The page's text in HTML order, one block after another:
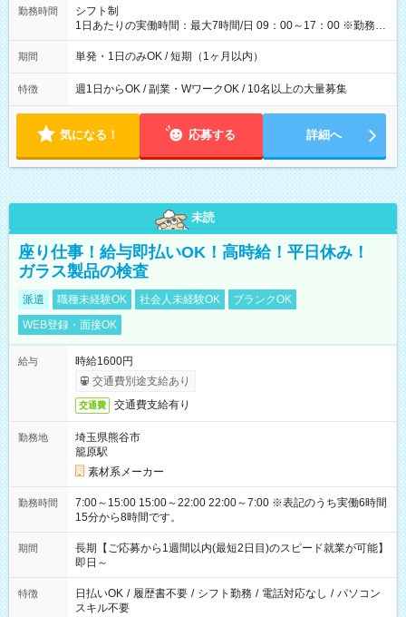
間】試用期間なし
勤務時間
シフト制
1日あたりの実働時間：最大7時間/日 09：00～17：00 ※勤務時
間は 試験により異なります。
期間 単発・1日のみOK / 短期（1ヶ月以内）
特徴 週1日からOK / 副業・WワークOK / 10名以上の大量募集
気になる！ 応募する 詳細へ
未読
座り仕事！給与即払いOK！高時給！平日休み！
ガラス製品の検査
派遣 職種未経験OK 社会人未経験OK
ブランクOK
WEB登録・面接OK
給与
時給1600円
交通費別途支給あり
交通費 交通費支給有り
勤務地
埼玉県熊谷市
籠原駅
素材系メーカー
勤務時間
7:00～15:00 15:00～22:00 22:00～7:00 ※表記のうち実働6時間
15分から8時間です。
期間
長期【ご応募から1週間以内(最短2日目)のスピード就業が可能】
即日～
特徴 日払いOK / 履歴書不要 / シフト勤務 / 電話対応なし / パソコン
スキル不要